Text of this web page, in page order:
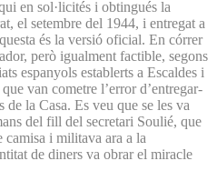
en sol·licités i obtingués la
el setembre del 1944, i entregat a
és la versió oficial. En córrer
però igualment factible, segons
espanyols establerts a Escaldes i
van cometre l’error d’entregar-
de la Casa. Es veu que se les va
del fill del secretari Soulié, que
camisa i militava ara a la
de diners va obrar el miracle